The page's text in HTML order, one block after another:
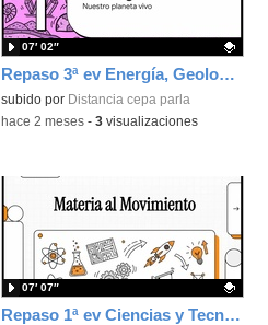
Repaso 3ª ev Energía, Geología, Programación y Digitalización
Contenido educativo.
subido por Distancia cepa parla
07′ 02″
-hace 2 meses- 3visualizaciones
Repaso 1ª ev Ciencias y Tecnología ESO nivel1
07′ 07″